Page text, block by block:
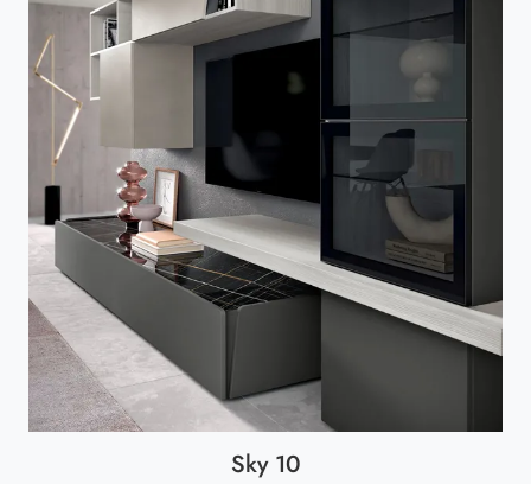
Sky 10